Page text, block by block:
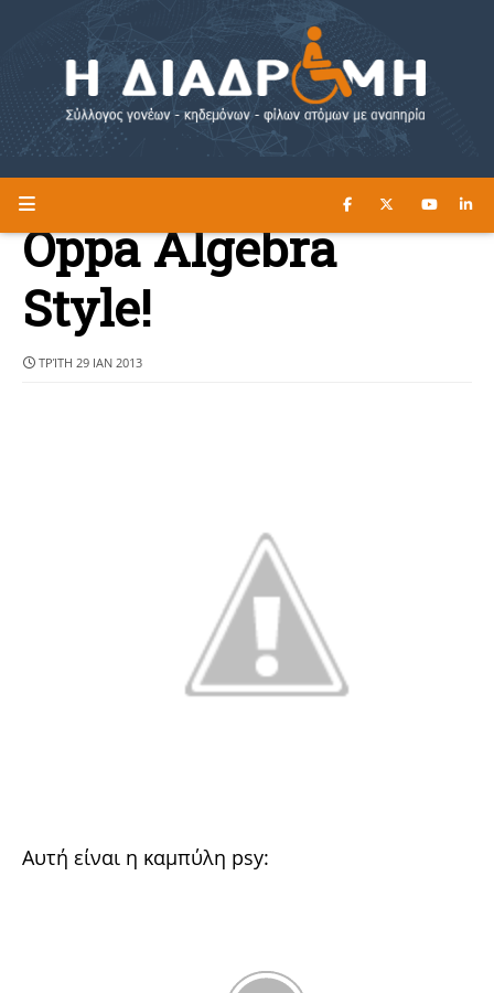
Η ΔΙΑΔΡΟΜΗ ΔΙΑΒΑΣΤΕ ΕΔΩ ►
Oppa Algebra
Style!
ΤΡΊΤΗ 29 ΙΑΝ 2013
Aυτή είναι η καμπύλη psy: